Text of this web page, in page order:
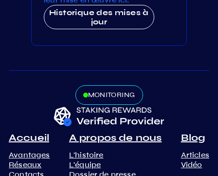
Historique des mises à
jour
MONITORING
Accueil
Avantages
Réseaux
A propos de nous
L'histoire
L'équipe
Blog
Articles
Vidéo